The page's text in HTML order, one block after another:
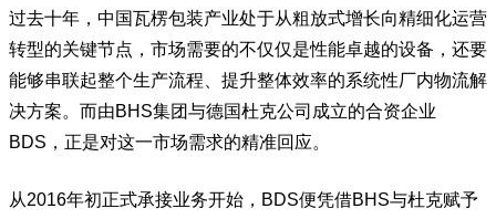
过去十年，中国瓦楞包装产业处于从粗放式增长向精细化运营
转型的关键节点，市场需要的不仅仅是性能卓越的设备，还要
能够串联起整个生产流程、提升整体效率的系统性厂内物流解
决方案。而由BHS集团与德国杜克公司 成立的合资企业
BDS，正是对这一市场需求的精准回应。
从2016年初正式承接业务开始，BDS便凭借BHS与杜克赋予